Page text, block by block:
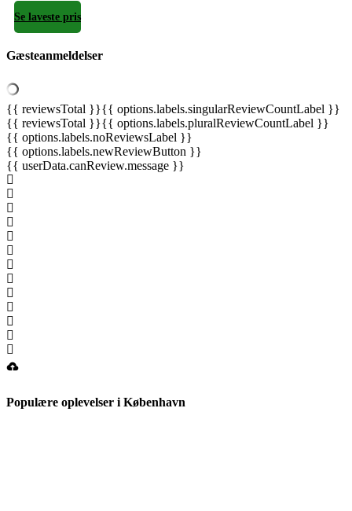
Se laveste pris
Gæsteanmeldelser
{{ reviewsTotal }}{{ options.labels.singularReviewCountLabel }}
{{ reviewsTotal }}{{ options.labels.pluralReviewCountLabel }}
{{ options.labels.noReviewsLabel }}
{{ options.labels.newReviewButton }}
{{ userData.canReview.message }}
Populære oplevelser i København